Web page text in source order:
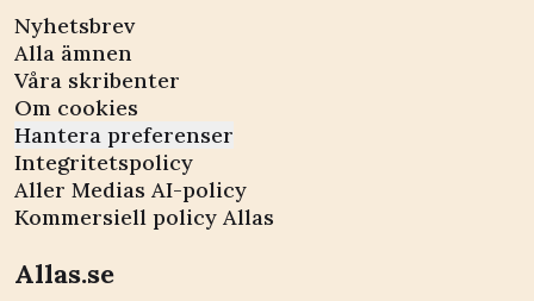
Nyhetsbrev
Alla ämnen
Våra skribenter
Om cookies
Hantera preferenser
Integritetspolicy
Aller Medias AI-policy
Kommersiell policy Allas
Allas.se